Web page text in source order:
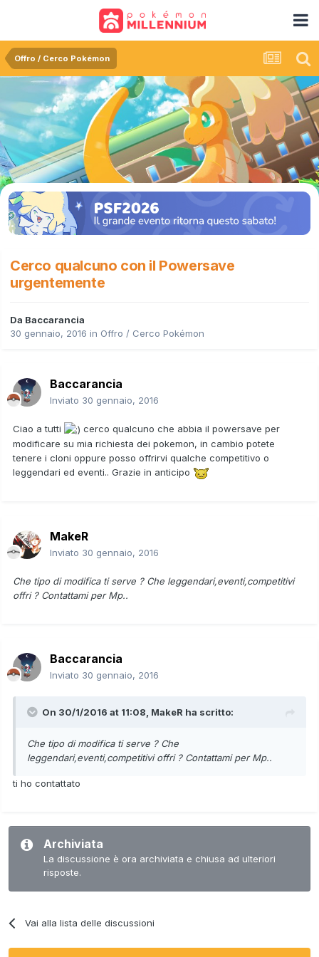
Offro / Cerco Pokémon
Cerco qualcuno con il Powersave
urgentemente
Da Baccarancia
30 gennaio, 2016 in Offro / Cerco Pokémon
Baccarancia
Inviato 30 gennaio, 2016
Ciao a tutti
cerco qualcuno che abbia il powersave per
modificare su mia richiesta dei pokemon, in cambio potete
tenere i cloni oppure posso offrirvi qualche competitivo o
leggendari ed eventi.. Grazie in anticipo
MakeR
Inviato 30 gennaio, 2016
Che tipo di modifica ti serve ? Che leggendari,eventi,competitivi
offri ? Contattami per Mp..
Baccarancia
Inviato 30 gennaio, 2016
On 30/1/2016 at 11:08, MakeR ha scritto:
Che tipo di modifica ti serve ? Che
leggendari,eventi,competitivi offri ? Contattami per Mp..
ti ho contattato
Archiviata
La discussione è ora archiviata e chiusa ad ulteriori
risposte.
Vai alla lista delle discussioni